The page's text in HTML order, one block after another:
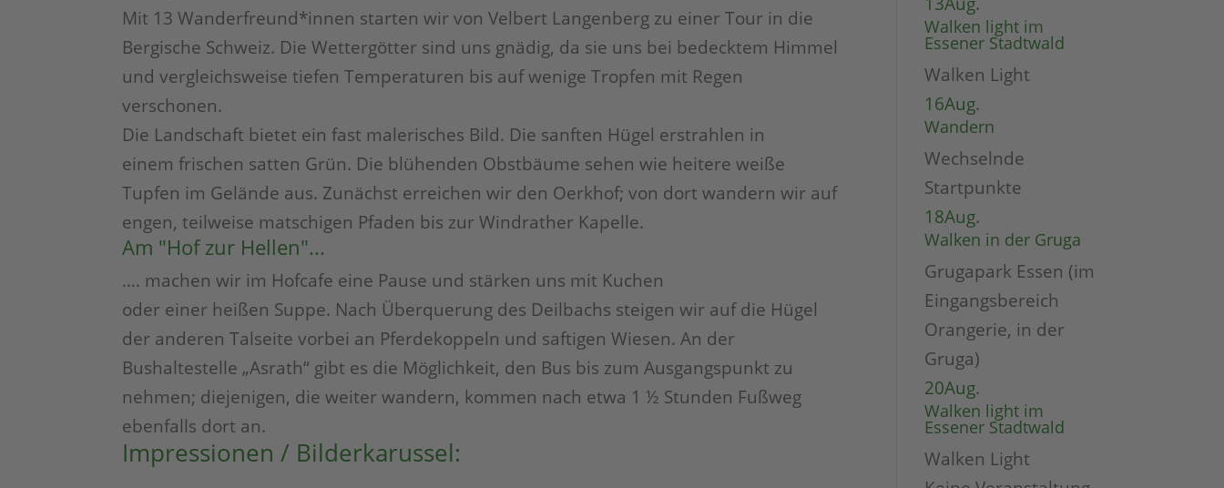
Mit 13 Wanderfreund*innen starten wir von Velbert Langenberg zu einer Tour in die
Bergische Schweiz. Die Wettergötter sind uns gnädig, da sie uns bei bedecktem Himmel
und vergleichsweise tiefen Temperaturen bis auf wenige Tropfen mit Regen
verschonen.
Die Landschaft bietet ein fast malerisches Bild. Die sanften Hügel erstrahlen in
einem frischen satten Grün. Die blühenden Obstbäume sehen wie heitere weiße
Tupfen im Gelände aus. Zunächst erreichen wir den Oerkhof; von dort wandern wir auf
engen, teilweise matschigen Pfaden bis zur Windrather Kapelle.
Am "Hof zur Hellen"...
…. machen wir im Hofcafe eine Pause und stärken uns mit Kuchen
oder einer heißen Suppe. Nach Überquerung des Deilbachs steigen wir auf die Hügel
der anderen Talseite vorbei an Pferdekoppeln und saftigen Wiesen. An der
Bushaltestelle „Asrath“ gibt es die Möglichkeit, den Bus bis zum Ausgangspunkt zu
nehmen; diejenigen, die weiter wandern, kommen nach etwa 1 ½ Stunden Fußweg
ebenfalls dort an.
Impressionen / Bilderkarussel:
Walken light im
Essener Stadtwald
Walken Light
16Aug.
Wandern
Wechselnde
Startpunkte
18Aug.
Walken in der Gruga
Grugapark Essen (im
Eingangsbereich
Orangerie, in der
Gruga)
20Aug.
Walken light im
Essener Stadtwald
Walken Light